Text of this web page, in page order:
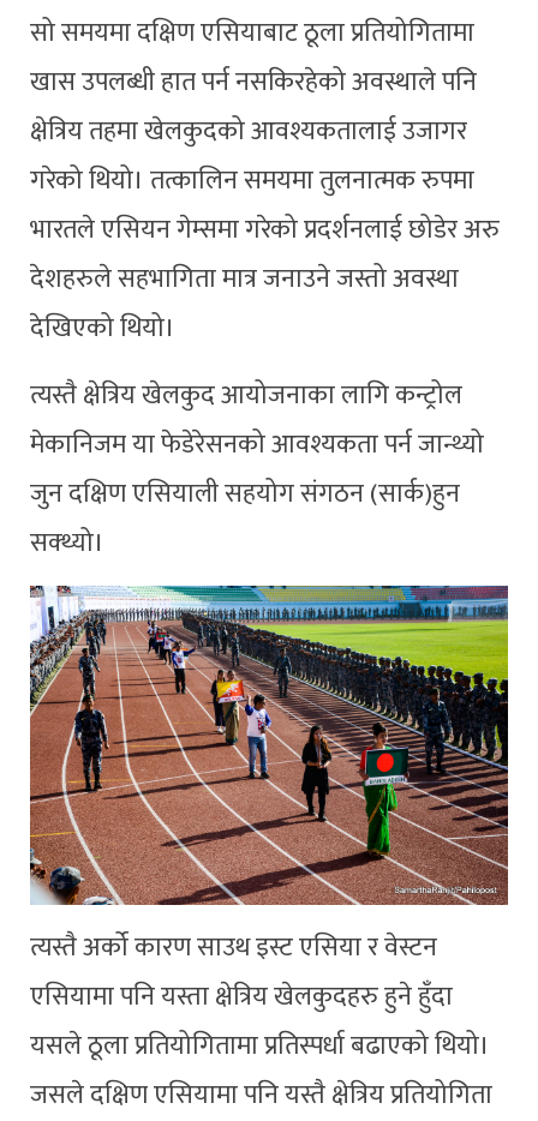
सो समयमा दक्षिण एसियाबाट ठूला प्रतियोगितामा
खास उपलब्धी हात पर्न नसकिरहेको अवस्थाले पनि
क्षेत्रिय तहमा खेलकुदको आवश्यकतालाई उजागर
गरेको थियो। तत्कालिन समयमा तुलनात्मक रुपमा
भारतले एसियन गेम्समा गरेको प्रदर्शनलाई छोडेर अरु
देशहरुले सहभागिता मात्र जनाउने जस्तो अवस्था
देखिएको थियो।
त्यस्तै क्षेत्रिय खेलकुद आयोजनाका लागि कन्ट्रोल
मेकानिजम या फेडेरेसनको आवश्यकता पर्न जान्थ्यो
जुन दक्षिण एसियाली सहयोग संगठन (सार्क)हुन
सक्थ्यो।
त्यस्तै अर्को कारण साउथ इस्ट एसिया र वेस्टन
एसियामा पनि यस्ता क्षेत्रिय खेलकुदहरु हुने हुँदा
यसले ठूला प्रतियोगितामा प्रतिस्पर्धा बढाएको थियो।
जसले दक्षिण एसियामा पनि यस्तै क्षेत्रिय प्रतियोगिता